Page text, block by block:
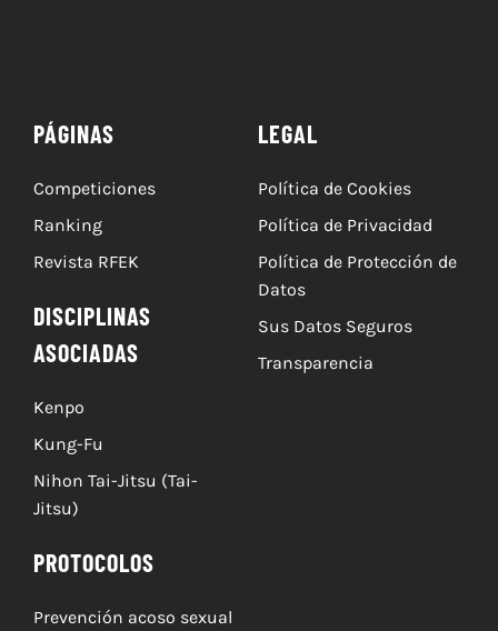
PÁGINAS
Competiciones
Ranking
Revista RFEK
DISCIPLINAS
ASOCIADAS
Kenpo
Kung-Fu
Nihon Tai-Jitsu (Tai-
Jitsu)
LEGAL
Política de Cookies
Política de Privacidad
Política de Protección de
Datos
Sus Datos Seguros
Transparencia
PROTOCOLOS
Prevención acoso sexual